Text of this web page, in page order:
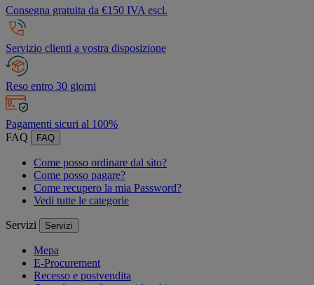
Consegna gratuita da €150 IVA escl.
Servizio clienti a vostra disposizione
Reso entro 30 giorni
Pagamenti sicuri al 100%
FAQ
FAQ
Come posso ordinare dal sito?
Come posso pagare?
Come recupero la mia Password?
Vedi tutte le categorie
Servizi Servizi
Mepa
E-Procurement
Recesso e postvendita